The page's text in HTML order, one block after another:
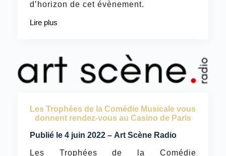
d’horizon de cet évènement.
Lire plus
Les Trophées de la Comédie Musicale vous
donnent rendez-vous au Casino de Paris
Publié le 4 juin 2022 – Art Scène Radio
Les Trophées de la Comédie